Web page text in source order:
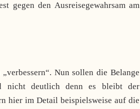
gegen den Ausreisegewahrsam am
Nun sollen die Belange
nicht deutlich denn es bleibt der
hier im Detail beispielsweise auf die